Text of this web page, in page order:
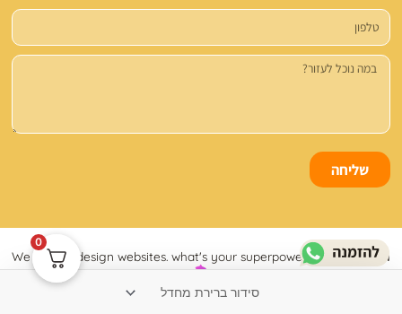
טלפון
הודעה
שליחה
We build & design websites. what's your superpower?Lifko Digital
0